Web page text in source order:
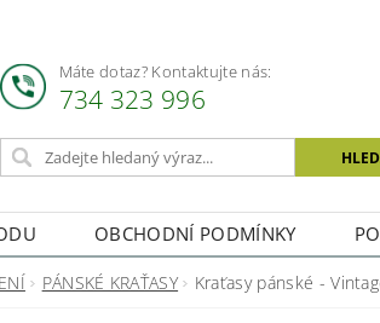
Máte dotaz? Kontaktujte nás:
734 323 996
OBCHODNÍ PODMÍNKY
PÁNSKÉ KRAŤASY Kraťasy pánské -